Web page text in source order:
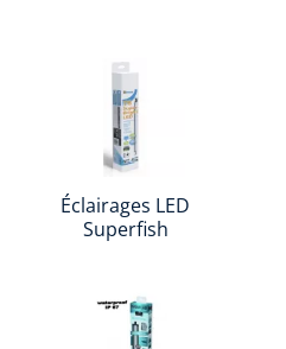
Éclairages LED
Superfish